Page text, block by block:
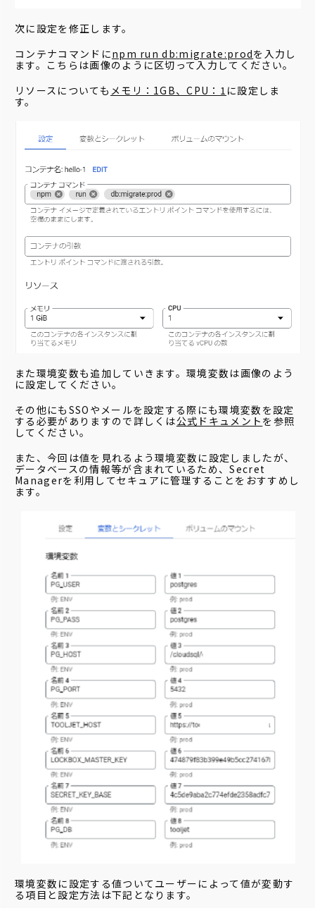
次に設定を修正します。
コンテナコマンドにnpm run db:migrate:prodを入力し
ます。こちらは画像のように区切って入力してください。
リソースについても メモリ：1GB、CPU：1 に設定しま
す。
また環境変数も追加していきます。環境変数は画像のよう
に設定してください。
その他にもSSOやメールを設定する際にも環境変数を設定
する必要がありますので詳しくは公式ドキュメント を参照
してください。
また、今回は値を見れるよう環境変数に設定しましたが、
データベースの情報等が含まれているため、Secret
Managerを利用してセキュアに管理することをおすすめし
ます。
環境変数に設定する値ついてユーザーによって値が変動す
る項目と設定方法は下記となります。